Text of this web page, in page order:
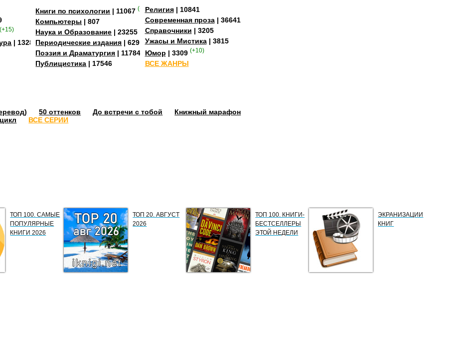
(+15)
| 13284
Книги по психологии | 11067 (+4)
Компьютеры | 807
Наука и Образование | 23255
Периодические издания | 629
Поэзия и Драматургия | 11784
Публицистика | 17546
Религия| 10841
Современная проза| 36641
Справочники | 3205
Ужасы и Мистика| 3815
Юмор | 3309 (+10)
ВСЕ ЖАНРЫ
50 оттенков До встречи с тобой
Книжный марафон
ВСЕ СЕРИИ
ТОП 100. САМЫЕ
ПОПУЛЯРНЫЕ
КНИГИ 2026
ТОП 20. АВГУСТ
2026
ТОП 100. КНИГИ-
БЕСТСЕЛЛЕРЫ
ЭТОЙ НЕДЕЛИ
ЭКРАНИЗАЦИИ
КНИГ